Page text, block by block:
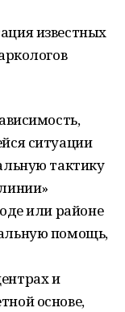
известных
ситуации
тактику
или районе
помощь,
и
основе,